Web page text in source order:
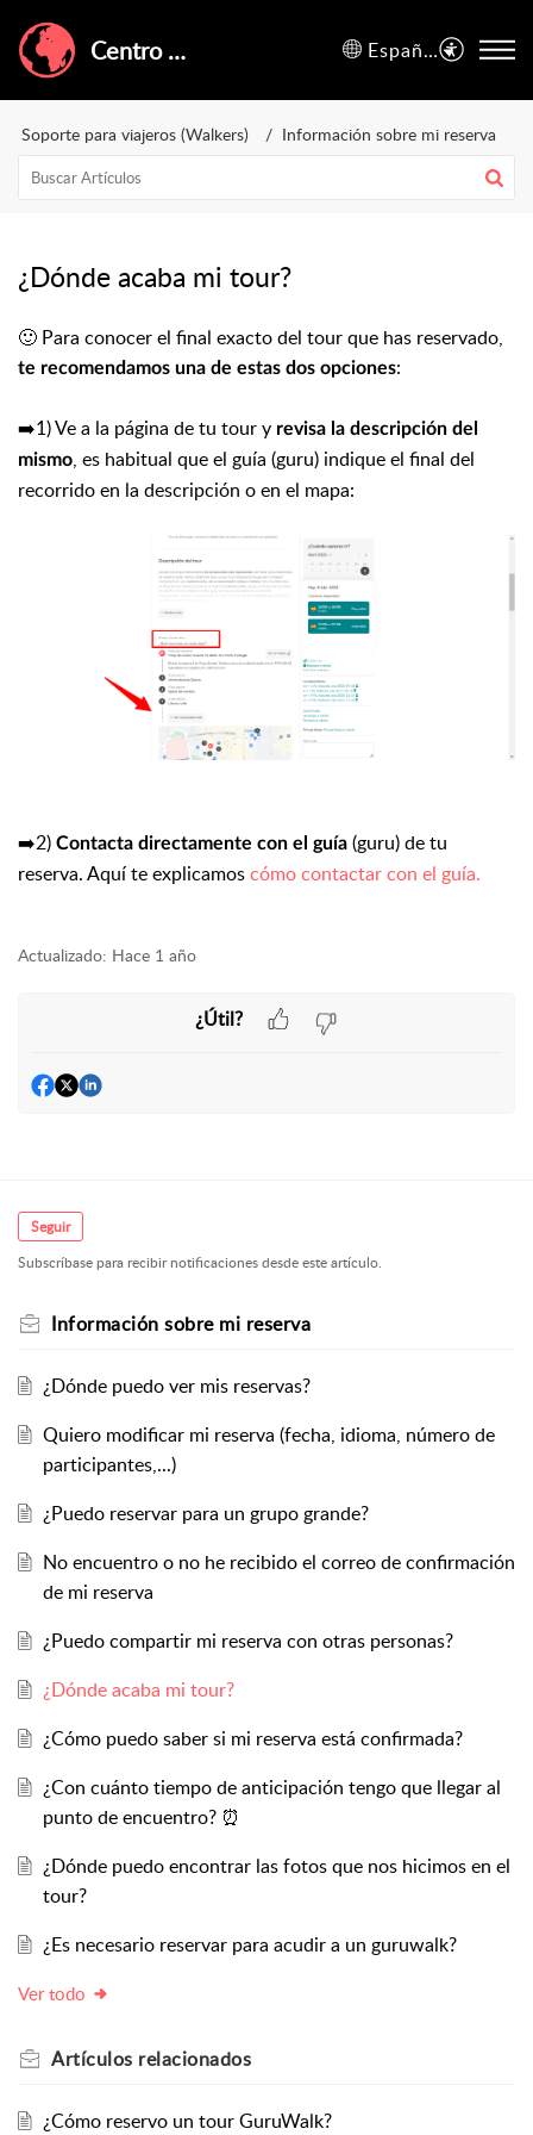
Centro de Ayuda de GuruWalk Español (España)
Soporte para viajeros (Walkers) Información sobre mi reserva
¿Dónde acaba mi tour?
🙂 Para conocer el final exacto del tour que has reservado,
te recomendamos una de estas dos opciones:
➡️1) Ve a la página de tu tour y revisa la descripción del
mismo, es habitual que el guía (guru) indique el final del
recorrido en la descripción o en el mapa:
➡️2) Contacta directamente con el guía (guru) de tu
reserva. Aquí te explicamoscómo contactar con el guía.
Actualizado: Hace 1 año
¿Útil?
Seguir
Subscríbase para recibir notificaciones desde este artículo.
Información sobre mi reserva
¿Dónde puedo ver mis reservas?
Quiero modificar mi reserva (fecha, idioma, número de
participantes,...)
¿Puedo reservar para un grupo grande?
No encuentro o no he recibido el correo de confirmación
de mi reserva
¿Puedo compartir mi reserva con otras personas?
¿Dónde acaba mi tour?
¿Cómo puedo saber si mi reserva está confirmada?
¿Con cuánto tiempo de anticipación tengo que llegar al
punto de encuentro? ⏰
¿Dónde puedo encontrar las fotos que nos hicimos en el
tour?
¿Es necesario reservar para acudir a un guruwalk?
Ver todo
Artículos relacionados
¿Cómo reservo un tour GuruWalk?